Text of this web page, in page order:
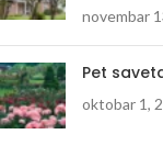
novembar
Pet
oktobar 1,